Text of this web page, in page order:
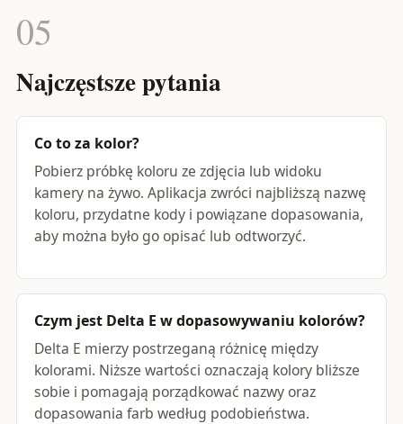
05
Najczęstsze pytania
Co to za kolor?
Pobierz próbkę koloru ze zdjęcia lub widoku
kamery na żywo. Aplikacja zwróci najbliższą nazwę
koloru, przydatne kody i powiązane dopasowania,
aby można było go opisać lub odtworzyć.
Czym jest Delta E w dopasowywaniu kolorów?
Delta E mierzy postrzeganą różnicę między
kolorami. Niższe wartości oznaczają kolory bliższe
sobie i pomagają porządkować nazwy oraz
dopasowania farb według podobieństwa.